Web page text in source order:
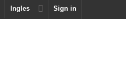
Sign in
Ingles